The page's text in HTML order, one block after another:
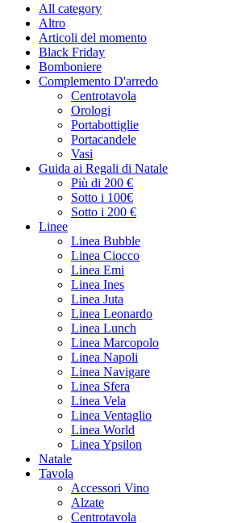
All category
Altro
Articoli del momento
Black Friday
Bomboniere
Complemento D'arredo
Centrotavola
Orologi
Portabottiglie
Portacandele
Vasi
Guida ai Regali di Natale
Più di 200 €
Sotto i 100€
Sotto i 200 €
Linee
Linea Bubble
Linea Ciocco
Linea Emi
Linea Ines
Linea Juta
Linea Leonardo
Linea Lunch
Linea Marcopolo
Linea Napoli
Linea Navigare
Linea Sfera
Linea Vela
Linea Ventaglio
Linea World
Linea Ypsilon
Natale
Tavola
Accessori Vino
Alzate
Centrotavola